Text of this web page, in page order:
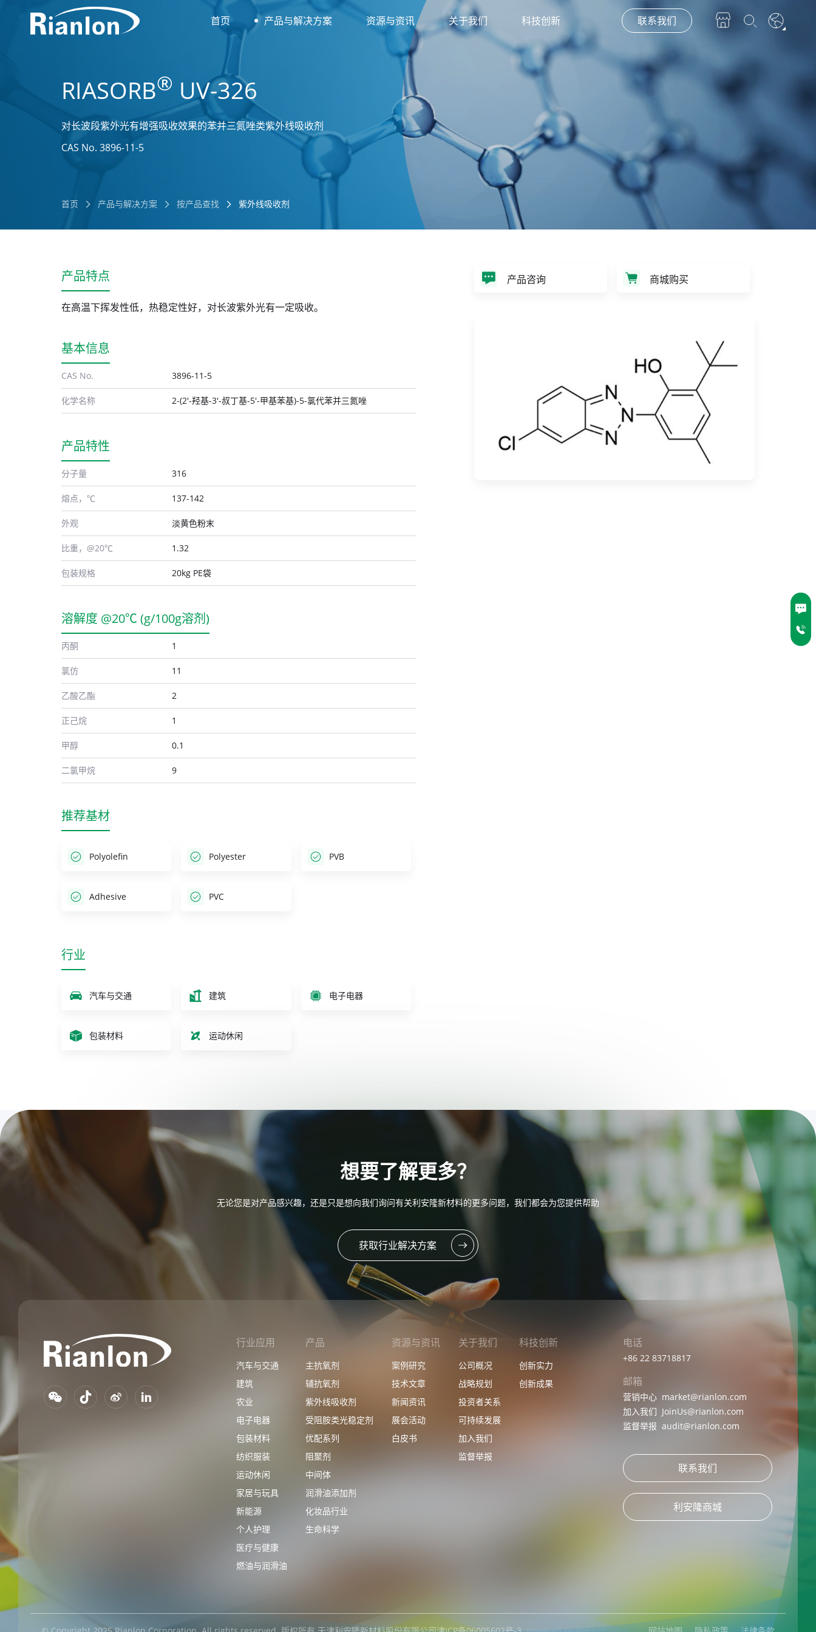
首页 产品与解决方案 资源与资讯 关于我们 科技创新 联系我们
RIASORB® UV-326
对长波段紫外光有增强吸收效果的苯并三氮唑类紫外线吸收剂
CAS No. 3896-11-5
首页 产品与解决方案 按产品查找 紫外线吸收剂
产品特点
在高温下挥发性低，热稳定性好，对长波紫外光有一定吸收。
基本信息
CAS No. 3896-11-5
化学名称 2-(2'-羟基-3'-叔丁基-5'-甲基苯基)-5-氯代苯并三氮唑
产品特性
分子量 316
熔点，℃ 137-142
外观 淡黄色粉末
比重，@20℃ 1.32
包装规格 20kg PE袋
溶解度 @20℃ (g/100g溶剂)
丙酮 1
氯仿 11
乙酸乙酯 2
正己烷 1
甲醇 0.1
二氯甲烷 9
推荐基材
Polyolefin Polyester PVB
Adhesive PVC
行业
汽车与交通 建筑 电子电器
包装材料 运动休闲
产品咨询 商城购买
想要了解更多？
无论您是对产品感兴趣，还是只是想向我们询问有关利安隆新材料的更多问题，我们都会为您提供帮助
获取行业解决方案
行业应用
汽车与交通
建筑
农业
电子电器
包装材料
纺织服装
运动休闲
家居与玩具
新能源
个人护理
医疗与健康
燃油与润滑油
产品
主抗氧剂
辅抗氧剂
紫外线吸收剂
受阻胺类光稳定剂
优配系列
阻聚剂
中间体
润滑油添加剂
化妆品行业
生命科学
资源与资讯
案例研究
技术文章
新闻资讯
展会活动
白皮书
关于我们
公司概况
战略规划
投资者关系
可持续发展
加入我们
监督举报
科技创新
创新实力
创新成果
电话
+86 22 83718817
邮箱
营销中心 market@rianlon.com
加入我们 JoinUs@rianlon.com
监督举报 audit@rianlon.com
联系我们
利安隆商城